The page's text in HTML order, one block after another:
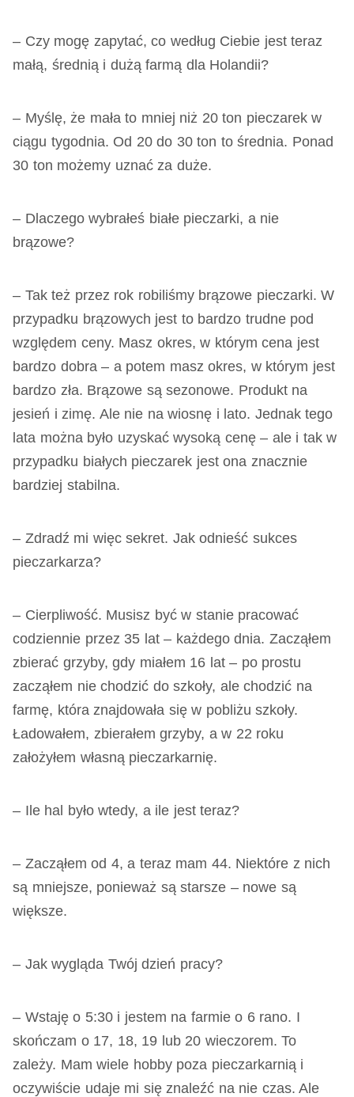
– Czy mogę zapytać, co według Ciebie jest teraz
małą, średnią i dużą farmą dla Holandii?
– Myślę, że mała to mniej niż 20 ton pieczarek w
ciągu tygodnia. Od 20 do 30 ton to średnia. Ponad
30 ton możemy uznać za duże.
– Dlaczego wybrałeś białe pieczarki, a nie
brązowe?
– Tak też przez rok robiliśmy brązowe pieczarki. W
przypadku brązowych jest to bardzo trudne pod
względem ceny. Masz okres, w którym cena jest
bardzo dobra – a potem masz okres, w którym jest
bardzo zła. Brązowe są sezonowe. Produkt na
jesień i zimę. Ale nie na wiosnę i lato. Jednak tego
lata można było uzyskać wysoką cenę – ale i tak w
przypadku białych pieczarek jest ona znacznie
bardziej stabilna.
– Zdradź mi więc sekret. Jak odnieść sukces
pieczarkarza?
– Cierpliwość. Musisz być w stanie pracować
codziennie przez 35 lat – każdego dnia. Zacząłem
zbierać grzyby, gdy miałem 16 lat – po prostu
zacząłem nie chodzić do szkoły, ale chodzić na
farmę, która znajdowała się w pobliżu szkoły.
Ładowałem, zbierałem grzyby, a w 22 roku
założyłem własną pieczarkarnię.
– Ile hal było wtedy, a ile jest teraz?
– Zacząłem od 4, a teraz mam 44. Niektóre z nich
są mniejsze, ponieważ są starsze – nowe są
większe.
– Jak wygląda Twój dzień pracy?
– Wstaję o 5:30 i jestem na farmie o 6 rano. I
skończam o 17, 18, 19 lub 20 wieczorem. To
zależy. Mam wiele hobby poza pieczarkarnią i
oczywiście udaje mi się znaleźć na nie czas. Ale